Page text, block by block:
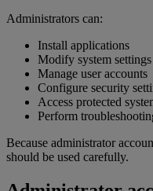
Administrators can:
Install applications
Modify system settings
Manage user accounts
Configure security
Access protected
Perform
Because administrator
should be used carefully.